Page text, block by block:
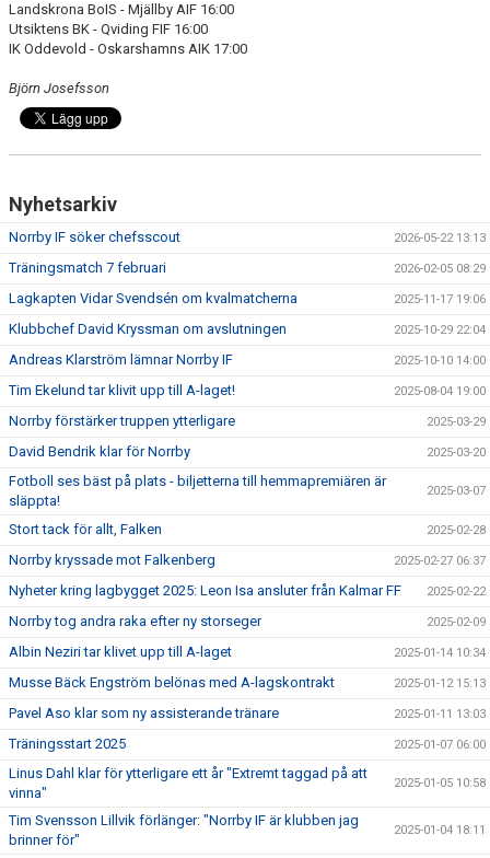
Landskrona BoIS - Mjällby AIF 16:00
Utsiktens BK - Qviding FIF 16:00
IK Oddevold - Oskarshamns AIK 17:00
Björn Josefsson
Nyhetsarkiv
Norrby IF söker chefsscout 2026-05-22 13:13
Träningsmatch 7 februari 2026-02-05 08:29
Lagkapten Vidar Svendsén om kvalmatcherna 2025-11-17 19:06
Klubbchef David Kryssman om avslutningen 2025-10-29 22:04
Andreas Klarström lämnar Norrby IF 2025-10-10 14:00
Tim Ekelund tar klivit upp till A-laget! 2025-08-04 19:00
Norrby förstärker truppen ytterligare 2025-03-29
David Bendrik klar för Norrby 2025-03-20
Fotboll ses bäst på plats - biljetterna till hemmapremiären är
släppta!
2025-03-07
Stort tack för allt, Falken 2025-02-28
Norrby kryssade mot Falkenberg 2025-02-27 06:37
Nyheter kring lagbygget 2025: Leon Isa ansluter från Kalmar FF 2025-02-22
Norrby tog andra raka efter ny storseger 2025-02-09
Albin Neziri tar klivet upp till A-laget 2025-01-14 10:34
Musse Bäck Engström belönas med A-lagskontrakt 2025-01-12 15:13
Pavel Aso klar som ny assisterande tränare 2025-01-11 13:03
Träningsstart 2025 2025-01-07 06:00
Linus Dahl klar för ytterligare ett år "Extremt taggad på att
vinna"
2025-01-05 10:58
Tim Svensson Lillvik förlänger: "Norrby IF är klubben jag
brinner för"
2025-01-04 18:11